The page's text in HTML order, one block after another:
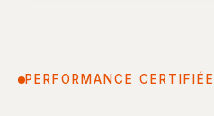
PERFORMANCE